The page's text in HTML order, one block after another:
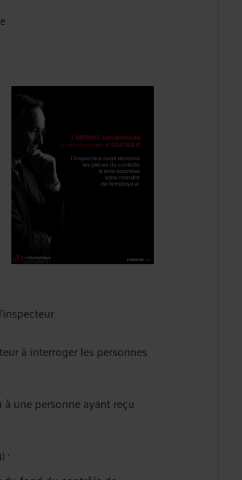
à interroger les personnes
une personne ayant reçu
: